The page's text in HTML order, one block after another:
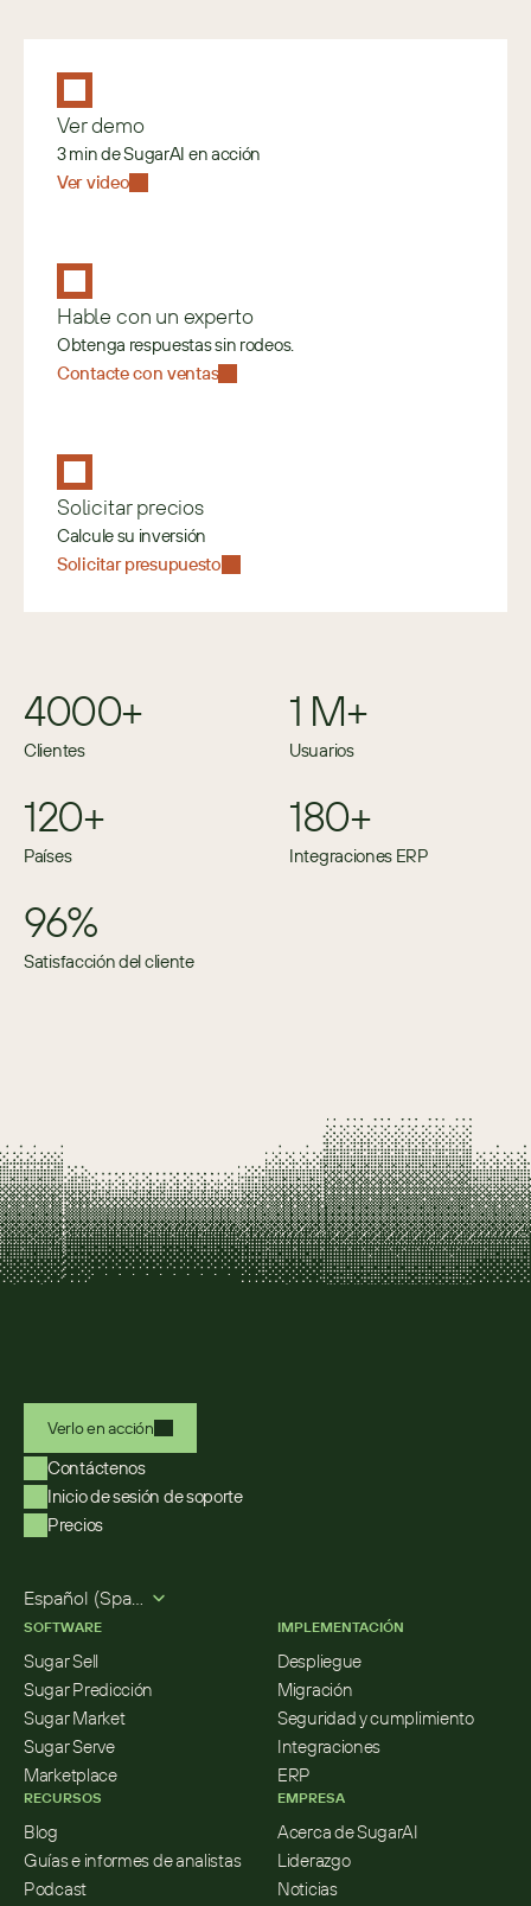
Ver demo
3 min de SugarAI en acción
Ver video
Hable con un experto
Obtenga respuestas sin rodeos.
Contacte con ventas
Solicitar precios
Calcule su inversión
Solicitar presupuesto
4000+
Clientes
1 M+
Usuarios
120+
Países
180+
Integraciones ERP
96%
Satisfacción del cliente
Verlo en acción
Contáctenos
Inicio de sesión de soporte
Precios
Español (Spanish)
SOFTWARE
Sugar Sell
Sugar Predicción
Sugar Market
Sugar Serve
Marketplace
RECURSOS
Blog
Guías e informes de analistas
Podcast
IMPLEMENTACIÓN
Despliegue
Migración
Seguridad y cumplimiento
Integraciones
ERP
EMPRESA
Acerca de SugarAI
Liderazgo
Noticias